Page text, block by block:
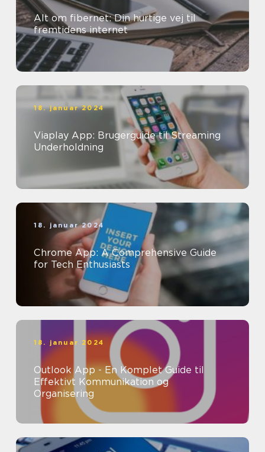
Alt om fibernet: Din hurtige vej til
fremtidens internet
18. januar 2024
Viaplay App: Brugerguide til Streaming
Underholdning
18. januar 2024
Chrome App: A Comprehensive Guide
for Tech Enthusiasts
18. januar 2024
Outlook App - En Komplet Guide til
Effektivt Kommunikation og
Organisering